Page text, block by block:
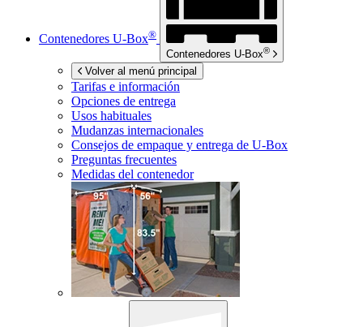
Contenedores U-Box®
Contenedores U-Box®
Volver al menú principal
Tarifas e información
Opciones de entrega
Usos habituales
Mudanzas internacionales
Consejos de empaque y entrega de U-Box
Preguntas frecuentes
Medidas del contenedor